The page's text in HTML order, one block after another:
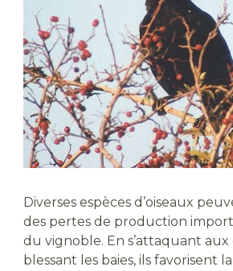
Diverses espèces d’oiseaux
des pertes de production
du vignoble. En s’attaquant
blessant les baies, ils favorisent